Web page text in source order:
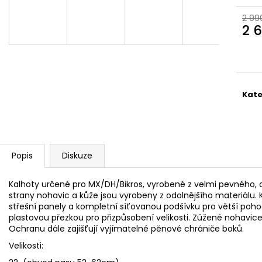
2
2
Popis Diskuze
Kalhoty určené pro MX/DH/Bikros, vyrobené z velmi
strany nohavic a kůže jsou vyrobeny z odolnějšího materiálu.
střešní panely a kompletní síťovanou podšívku pro větší
plastovou přezkou pro přizpůsobení velikosti. Zúžené
Ochranu dále zajišťují vyjímatelné pěnové chrániče boků.
Velikosti: